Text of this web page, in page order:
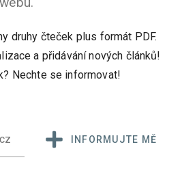
druhy čteček plus formát PDF.
a přidávání nových článků!
Nechte se informovat!
INFORMUJTE MĚ